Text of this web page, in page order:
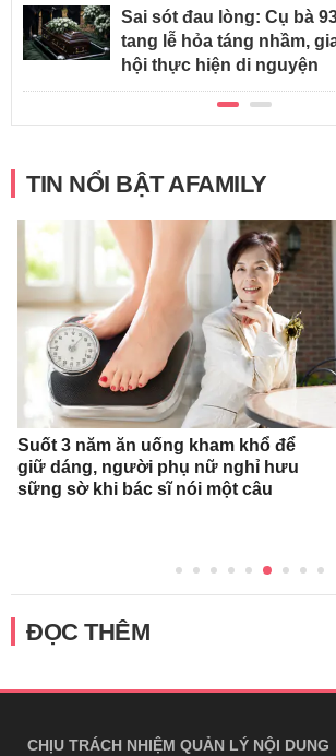
Sai sót đau lòng: Cụ bà
tang lễ hỏa táng nhầm,
hội thực hiện di nguyện
TIN NỔI BẬT AFAMILY
Suốt 3 năm ăn uống kham khổ để
giữ dáng, người phụ nữ nghỉ hưu
sững sờ khi bác sĩ nói một câu
ĐỌC THÊM
CHỊU TRÁCH NHIỆM QUẢN LÝ NỘI DUNG